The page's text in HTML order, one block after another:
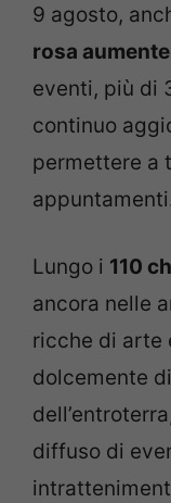
9 agosto,
rosa
eventi, più di
continuo
permettere a
Lungo i 110
ancora nelle
ricche di arte
dolcemente
diffuso di